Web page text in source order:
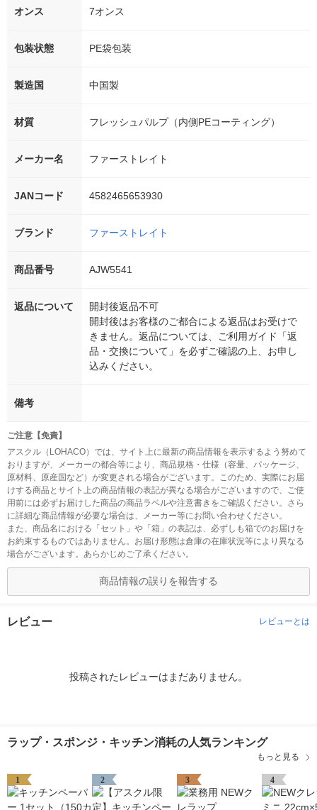
オンス 7オンス
包装状態 PE袋包装
製造国 中国製
材質 フレッシュパルプ（内側PEコーティング）
メーカー名 ファーストレイト
JANコード 4582465653930
ブランド ファーストレイト
商品番号 AJW5541
返品について
開封後返品不可
開封後はお客様のご都合による返品はお受けで
きません。返品については、ご利用ガイド「返
品・交換について」を必ずご確認の上、お申し
込みください。
備考
ご注意【免責】
アスクル（LOHACO）では、サイト上に最新の商品情報を表示するよう努めて
おりますが、メーカーの都合等により、商品規格・仕様（容量、パッケージ、
原材料、原産国など）が変更される場合がございます。このため、実際にお届
けする商品とサイト上の商品情報の表記が異なる場合がございますので、ご使
用前には必ずお届けした商品の商品ラベルや注意書きをご確認ください。さら
に詳細な商品情報が必要な場合は、メーカー等にお問い合わせください。
また、商品名における「セット」や「箱」の表記は、必ずしも箱でのお届けを
お約束するものではありません。お届け形態は倉庫の在庫状況等により異なる
場合がございます。あらかじめご了承ください。
商品情報の誤りを報告する
レビュー レビューとは
投稿されたレビューはまだありません。
ラップ・スポンジ・キッチン消耗の人気ランキング
もっと見る
1 2 3 4